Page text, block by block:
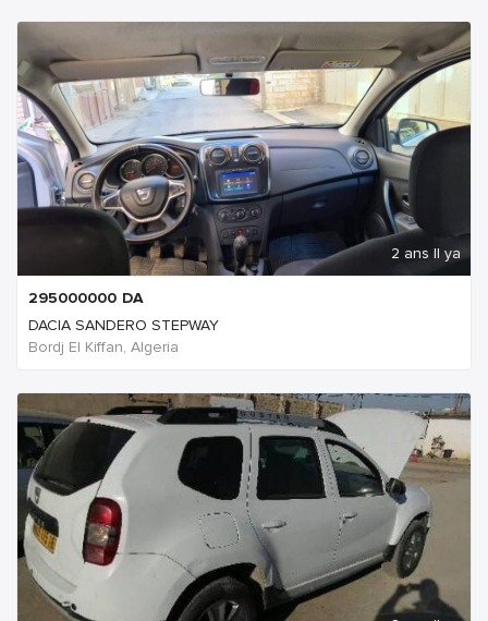
2 ans Il ya
295000000 DA
DACIA SANDERO STEPWAY
Bordj El Kiffan, Algeria